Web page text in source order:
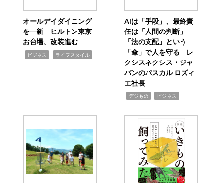
オールデイダイニング
を一新 ヒルトン東京
お台場、改装進む
ビジネス ライフスタイル
AIは「手段」、最終責
任は「人間の判断」
「法の支配」という
「傘」で人を守る レ
クシスネクシス・ジャ
パンのパスカル ロズィ
エ社長
デジもの ビジネス